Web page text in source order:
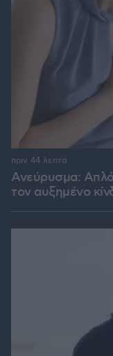
Ανεύρυσμα: Απλό
τον αυξημένο
πριν 44 λεπτά